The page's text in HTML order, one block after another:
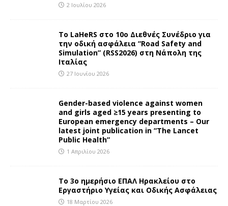
2 Ιουλίου 2026
To LaHeRS στο 10ο Διεθνές Συνέδριο για
την οδική ασφάλεια “Road Safety and
Simulation” (RSS2026) στη Νάπολη της
Ιταλίας
27 Ιουνίου 2026
Gender-based violence against women
and girls aged ≥15 years presenting to
European emergency departments – Our
latest joint publication in “The Lancet
Public Health”
1 Απριλίου 2026
Το 3ο ημερήσιο ΕΠΑΛ Ηρακλείου στο
Εργαστήριο Υγείας και Οδικής Ασφάλειας
18 Μαρτίου 2026